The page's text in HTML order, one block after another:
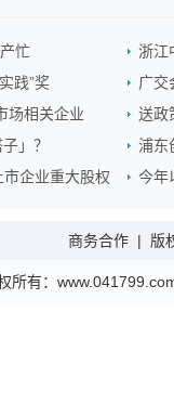
忙
浙江
践”奖
广交
场相关企业
送政
」？
浦东
企业重大股权
今年
商务合作 | 版
所有：